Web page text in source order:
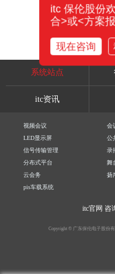
系统站点
itc资讯
视频会议 会
LED显示屏
公
信号传输管理
录
分布式平台
舞
云会务
扬
pis车载系统
itc官网 咨
Copyright © 广东保伦电子股份有
itc 保伦股份
合>或<方案
现在咨询